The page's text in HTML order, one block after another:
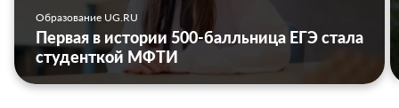
Образование UG.RU
Первая в истории 500-балльница ЕГЭ стала
студенткой МФТИ